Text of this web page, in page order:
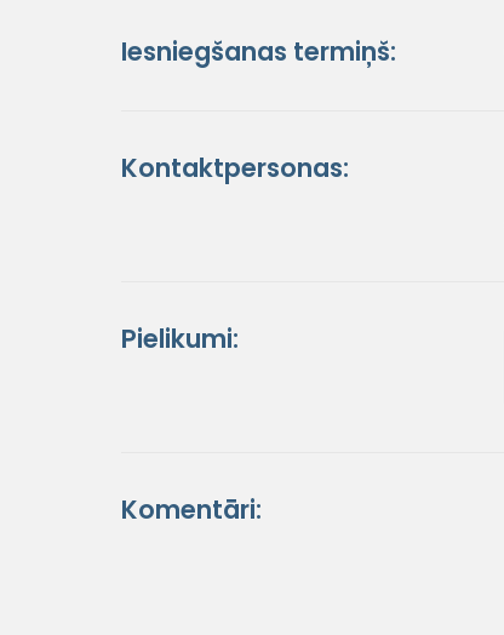
Iesniegšanas termiņš:
Kontaktpersonas:
Pielikumi:
Komentāri: